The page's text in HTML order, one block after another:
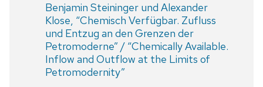
Benjamin Steininger und Alexander
Klose, “Chemisch Verfügbar. Zufluss
und Entzug an den Grenzen der
Petromoderne” / “Chemically Available.
Inflow and Outflow at the Limits of
Petromodernity”